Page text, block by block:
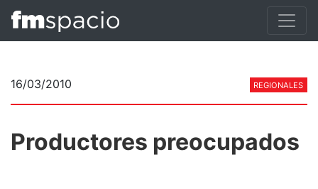
16/03/2010 REGIONALES
Productores preocupados